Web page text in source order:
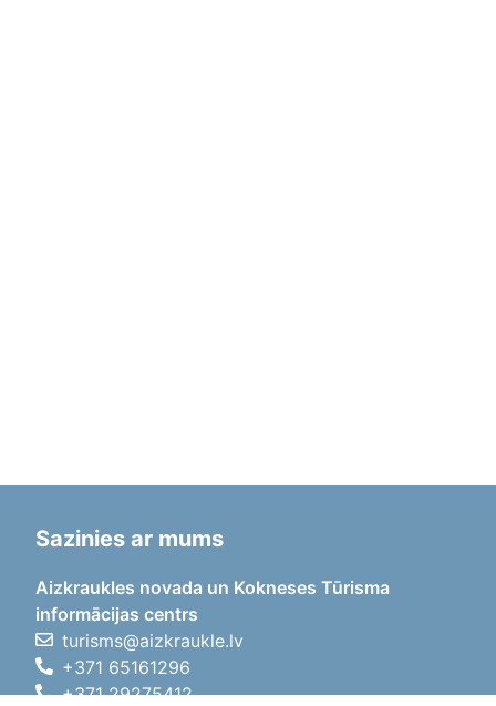
Sazinies ar mums
Aizkraukles novada un Kokneses Tūrisma
informācijas centrs
turisms@aizkraukle.lv
+371 65161296
+371 29275412